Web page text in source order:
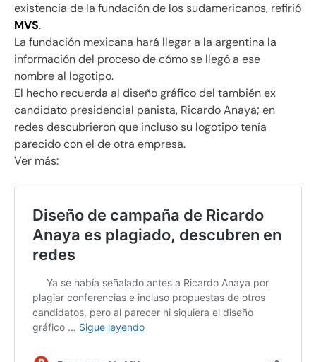
existencia de la fundación de los sudamericanos, refirió
MVS.
La fundación mexicana hará llegar a la argentina la
información del proceso de cómo se llegó a ese
nombre al logotipo.
El hecho recuerda al diseño gráfico del también ex
candidato presidencial panista, Ricardo Anaya; en
redes descubrieron que incluso su logotipo tenía
parecido con el de otra empresa.
Ver más: